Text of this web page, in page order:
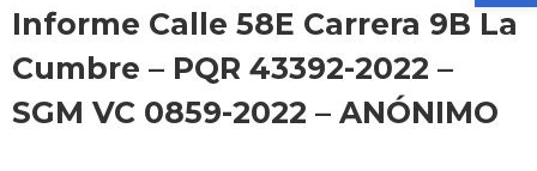
Informe Calle 58E Carrera 9B La
Cumbre – PQR 43392-2022 –
SGM VC 0859-2022 – ANÓNIMO